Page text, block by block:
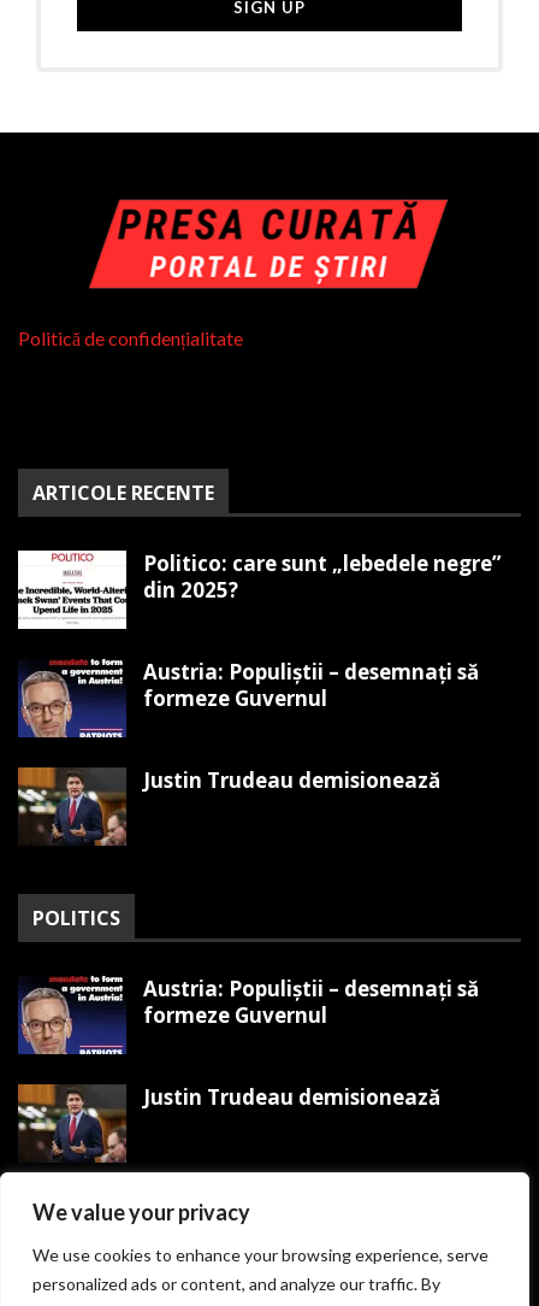
We value your privacy
We use cookies to enhance your browsing experience, serve
personalized ads or content, and analyze our traffic. By
Politică de confidențialitate
ARTICOLE RECENTE
Politico: care sunt „lebedele negre”
din 2025?
Austria: Populiștii – desemnați să
formeze Guvernul
Justin Trudeau demisionează
POLITICS
Austria: Populiștii – desemnați să
formeze Guvernul
Justin Trudeau demisionează
Trump organizează Mitingul
Victoriei MAGA pe 19 ianuarie